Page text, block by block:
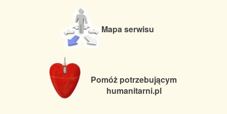
Mapa serwisu
Pomóż potrzebującym
humanitarni.pl